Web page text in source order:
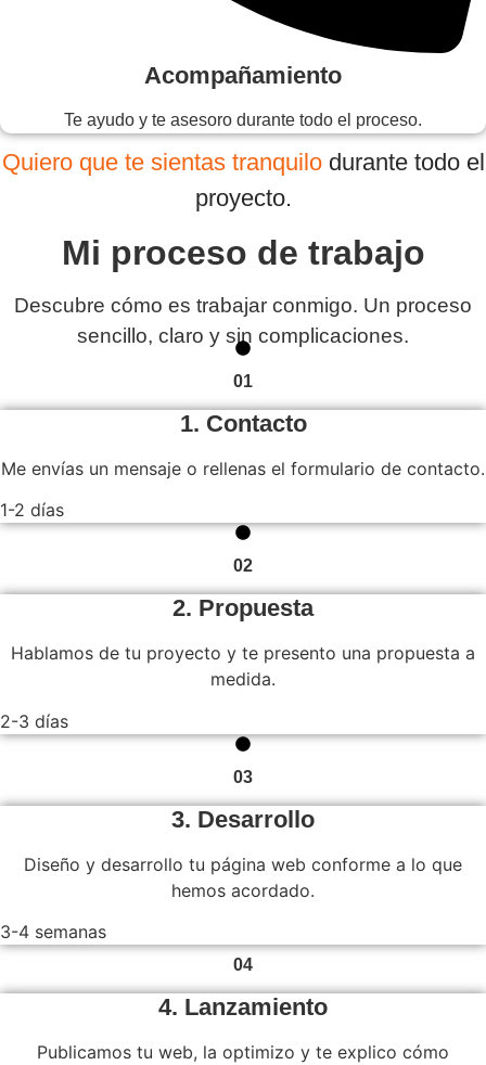
Acompañamiento
Te ayudo y te asesoro durante todo el proceso.
Quiero que te sientas tranquilo durante todo el
proyecto.
Mi proceso de trabajo
Descubre cómo es trabajar conmigo. Un proceso
sencillo, claro y sin complicaciones.
01
1. Contacto
Me envías un mensaje o rellenas el formulario de contacto.
1-2 días
02
2. Propuesta
Hablamos de tu proyecto y te presento una propuesta a
medida.
2-3 días
03
3. Desarrollo
Diseño y desarrollo tu página web conforme a lo que
hemos acordado.
3-4 semanas
04
4. Lanzamiento
Publicamos tu web, la optimizo y te explico cómo